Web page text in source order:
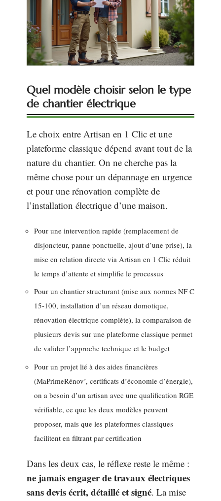
Quel modèle choisir selon le type
de chantier électrique
Le choix entre Artisan en 1 Clic et une
plateforme classique dépend avant tout de la
nature du chantier. On ne cherche pas la
même chose pour un dépannage en urgence
et pour une rénovation complète de
l’installation électrique d’une maison.
Pour une intervention rapide (remplacement de
disjoncteur, panne ponctuelle, ajout d’une prise), la
mise en relation directe via Artisan en 1 Clic réduit
le temps d’attente et simplifie le processus
Pour un chantier structurant (mise aux normes NF C
15-100, installation d’un réseau domotique,
rénovation électrique complète), la comparaison de
plusieurs devis sur une plateforme classique permet
de valider l’approche technique et le budget
Pour un projet lié à des aides financières
(MaPrimeRénov’, certificats d’économie d’énergie),
on a besoin d’un artisan avec une qualification RGE
vérifiable, ce que les deux modèles peuvent
proposer, mais que les plateformes classiques
facilitent en filtrant par certification
Dans les deux cas, le réflexe reste le même :
ne jamais engager de travaux électriques
sans devis écrit, détaillé et signé. La mise